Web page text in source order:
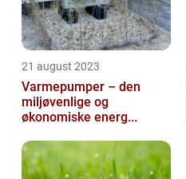
21 august 2023
Varmepumper – den
miljøvenlige og
økonomiske energ...